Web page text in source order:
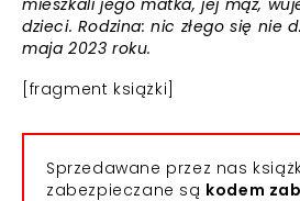
mieszkali jego matka, jej mąż,
dzieci. Rodzina: nic złego się nie
maja 2023 roku.
[fragment książki]
Sprzedawane przez nas
zabezpieczane są kodem